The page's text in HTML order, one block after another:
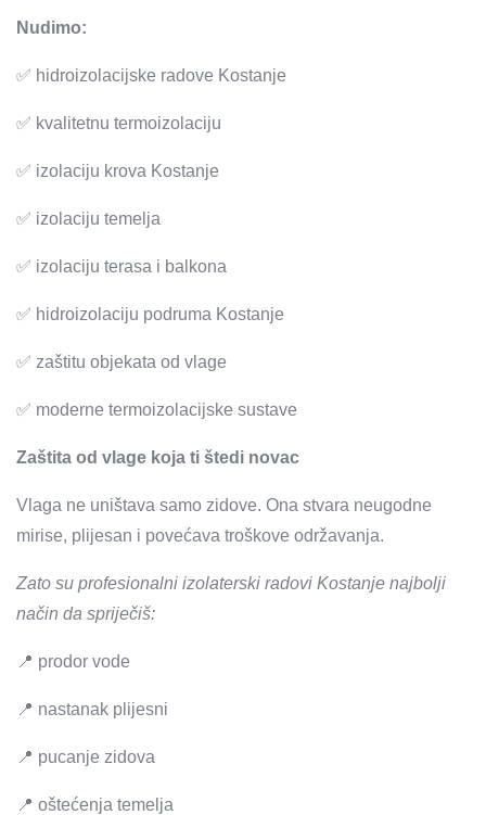
Nudimo:
✅ hidroizolacijske radove Kostanje
✅ kvalitetnu termoizolaciju
✅ izolaciju krova Kostanje
✅ izolaciju temelja
✅ izolaciju terasa i balkona
✅ hidroizolaciju podruma Kostanje
✅ zaštitu objekata od vlage
✅ moderne termoizolacijske sustave
Zaštita od vlage koja ti štedi novac
Vlaga ne uništava samo zidove. Ona stvara neugodne
mirise, plijesan i povećava troškove održavanja.
Zato su profesionalni izolaterski radovi Kostanje najbolji
način da spriječiš:
📍 prodor vode
📍 nastanak plijesni
📍 pucanje zidova
📍 oštećenja temelja